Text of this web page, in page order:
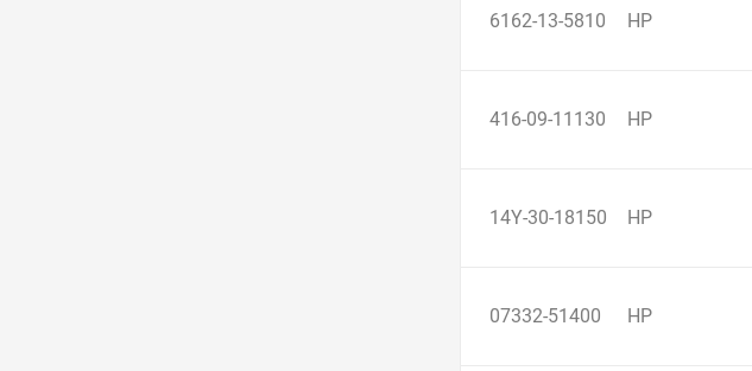
6162-13-5810 HP
416-09-11130 HP
14Y-30-18150 HP
07332-51400 HP